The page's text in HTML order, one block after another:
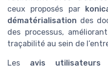
ceux proposés par
dématérialisation des
des processus,
traçabilité au sein de
Les avis utilisateurs